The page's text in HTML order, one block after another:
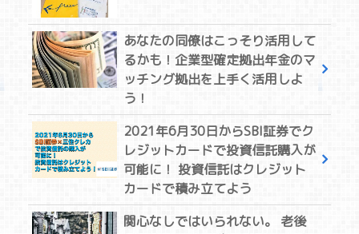
あなたの同僚はこっそり活用して
るかも！企業型確定拠出年金のマ
ッチング拠出を上手く活用しよ
う！
2021年6月30日からSBI証券でク
レジットカードで投資信託購入が
可能に！ 投資信託はクレジット
カードで積み立てよう
関心なしではいられない。 老後